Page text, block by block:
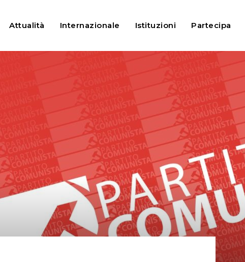
Attualità Internazionale Istituzioni Partecipa